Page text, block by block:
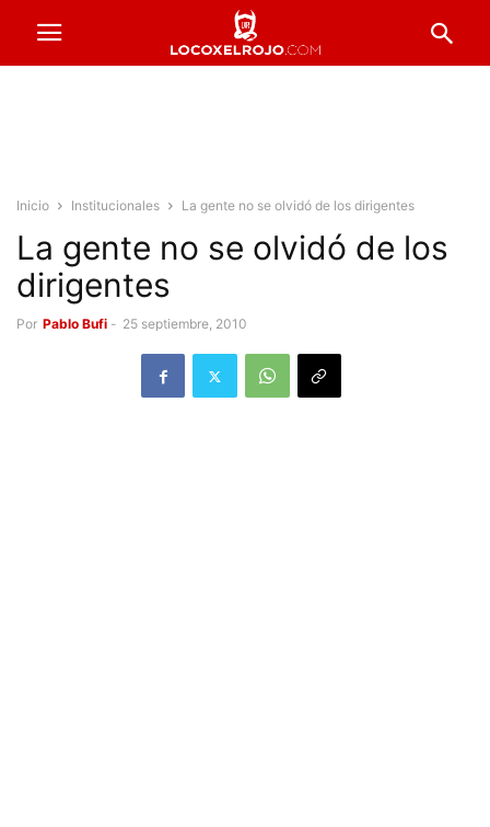
Inicio Institucionales La gente no se olvidó de los dirigentes
La gente no se olvidó de los
dirigentes
Por Pablo Bufi - 25 septiembre, 2010